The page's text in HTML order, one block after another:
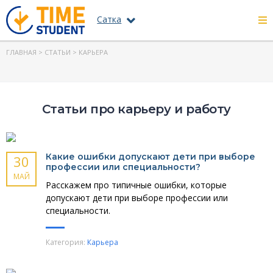
Сатка
ГЛАВНАЯ > СТАТЬИ > КАРЬЕРА
Статьи про карьеру и работу
30
МАЙ
Какие ошибки допускают дети при выборе
профессии или специальности?
Расскажем про типичные ошибки, которые
допускают дети при выборе профессии или
специальности.
Категория: Карьера